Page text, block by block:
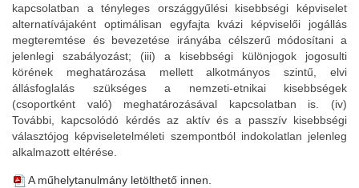
kapcsolatban a tényleges országgyűlési kisebbségi képviselet
alternatívájaként optimálisan egyfajta kvázi képviselői jogállás
megteremtése és bevezetése irányába célszerű módosítani a
jelenlegi szabályozást; (iii) a kisebbségi különjogok jogosulti
körének meghatározása mellett alkotmányos szintű, elvi
állásfoglalás szükséges a nemzeti-etnikai kisebbségek
(csoportként való) meghatározásával kapcsolatban is. (iv)
További, kapcsolódó kérdés az aktív és a passzív kisebbségi
választójog képviseletelméleti szempontból indokolatlan jelenleg
alkalmazott eltérése.
A műhelytanulmány letölthető innen.